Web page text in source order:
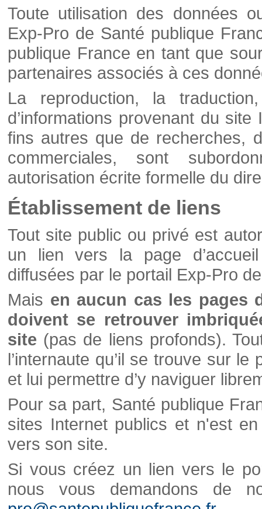
Toute utilisation des données
Exp-Pro de Santé publique
publique France en tant que
partenaires associés à ces
La reproduction, la
d’informations provenant du
fins autres que de recherches,
commerciales, sont
autorisation écrite formelle du
Établissement de liens
Tout site public ou privé est
un lien vers la page
diffusées par le portail Exp-Pro
Mais en aucun cas les pages
doivent se retrouver
site (pas de liens profonds).
l’internaute qu’il se trouve sur
et lui permettre d’y naviguer
Pour sa part, Santé publique
sites Internet publics et n'est
vers son site.
Si vous créez un lien vers le
nous vous demandons de